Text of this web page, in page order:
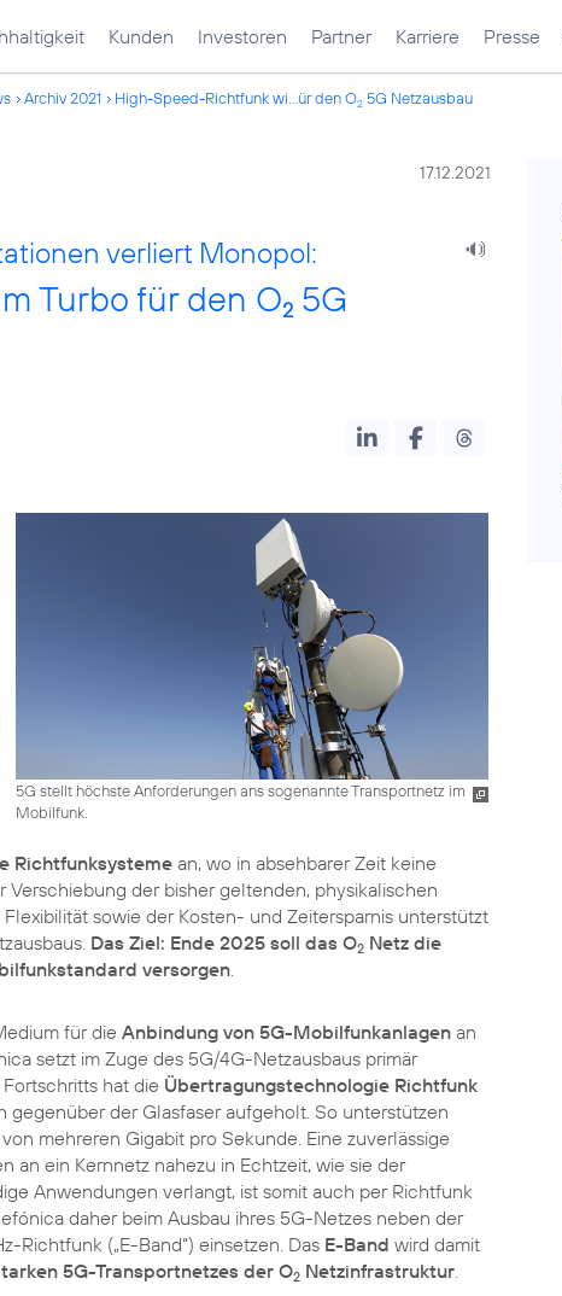
Kunden Investoren Partner Karriere Presse
Archiv 2021 High-Speed-Richtfunk wi...ür den O2 5G Netzausbau
17.12.2021
verliert Monopol:
Turbo für den O2 5G
5G stellt höchste Anforderungen ans sogenannte Transportnetz im
Mobilfunk.
Richtfunksysteme an, wo in absehbarer Zeit keine
der bisher geltenden, physikalischen
sowie der Kosten- und Zeitersparnis unterstützt
Das Ziel: Ende 2025 soll das O2 Netz die
versorgen.
für die Anbindung von 5G-Mobilfunkanlagen an
setzt im Zuge des 5G/4G-Netzausbaus primär
hat die Übertragungstechnologie Richtfunk
der Glasfaser aufgeholt. So unterstützen
mehreren Gigabit pro Sekunde. Eine zuverlässige
ein Kernnetz nahezu in Echtzeit, wie sie der
Anwendungen verlangt, ist somit auch per Richtfunk
daher beim Ausbau ihres 5G-Netzes neben der
Richtfunk („E-Band“) einsetzen. Das E-Band wird damit
5G-Transportnetzes der O2 Netzinfrastruktur.